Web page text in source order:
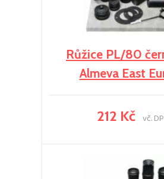
Růžice PL/80
Almeva East
212 Kč vč.